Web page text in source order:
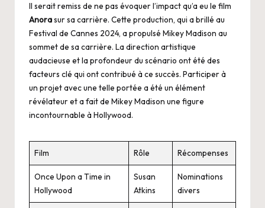
Il serait remiss de ne pas évoquer l’impact qu’a eu le film
Anorasur sa carrière. Cette production, qui a brillé au
Festival de Cannes 2024, a propulsé Mikey Madison au
sommet de sa carrière. La direc­tion artistique
audacieuse et la profondeur du scénario ont été des
facteurs clé qui ont contribué à ce succès. Participer à
un projet avec une telle portée a été un élément
révélateur et a fait de Mikey Madison une figure
incontournable à Hollywood.
Film Rôle Récompenses
Once Upon a Time in
Hollywood
Susan
Atkins
Nominations
divers